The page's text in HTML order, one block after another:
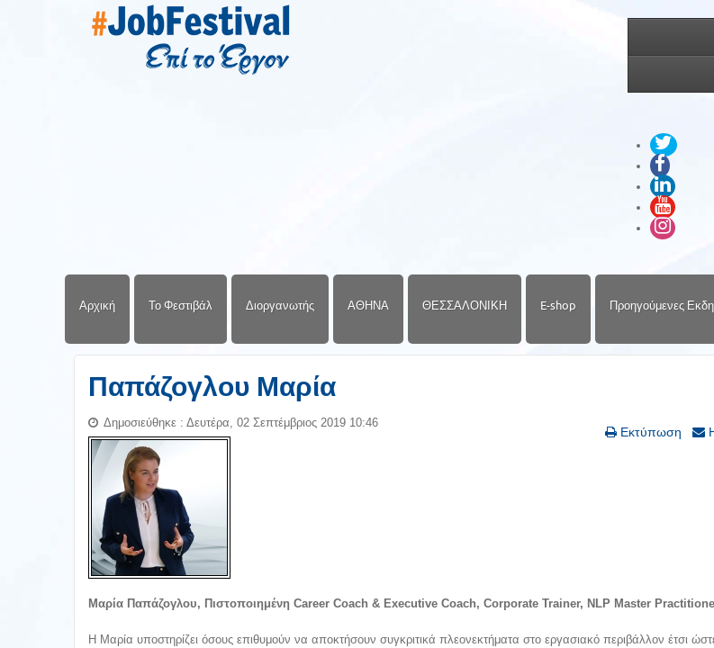
Αρχική Το Φεστιβάλ Διοργανωτής ΑΘΗΝΑ ΘΕΣΣΑΛΟΝΙΚΗ E-shop Προηγούμενες
Παπάζογλου Μαρία
Εκτύπωση
Δημοσιεύθηκε : Δευτέρα, 02 Σεπτέμβριος 2019 10:46
Μαρία Παπάζογλου, Πιστοποιημένη Career Coach & Executive Coach, Corporate Trainer, NLP Master
Η Μαρία υποστηρίζει όσους επιθυμούν να αποκτήσουν συγκριτικά πλεονεκτήματα στο εργασιακό περιβάλλον έτσι